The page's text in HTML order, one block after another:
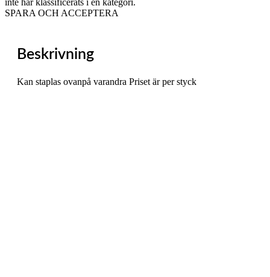
SPARA OCH ACCEPTERA
Beskrivning
Kan staplas ovanpå varandra Priset är per styck